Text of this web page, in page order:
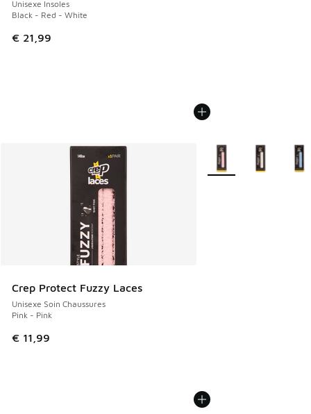
Unisexe Insoles
Black - Red - White
€ 21,99
Crep Protect Fuzzy Laces
Unisexe Soin Chaussures
Pink - Pink
€ 11,99
Plus de couleurs